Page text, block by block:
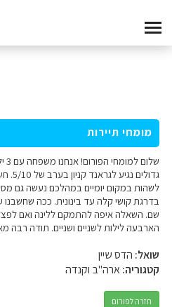
מומחי תיירות
שלום
גדולים נגיע
לשהות במקום יומיים במהלכם נעשה גם
שם. השאלה איפה להתמקם ללינה ואם
הארבעה לילות לשניים ושניים. תודה רבה
שואל: הדס שיין
קטגוריה:ארה"ב וקנדה
חזרה לפורום